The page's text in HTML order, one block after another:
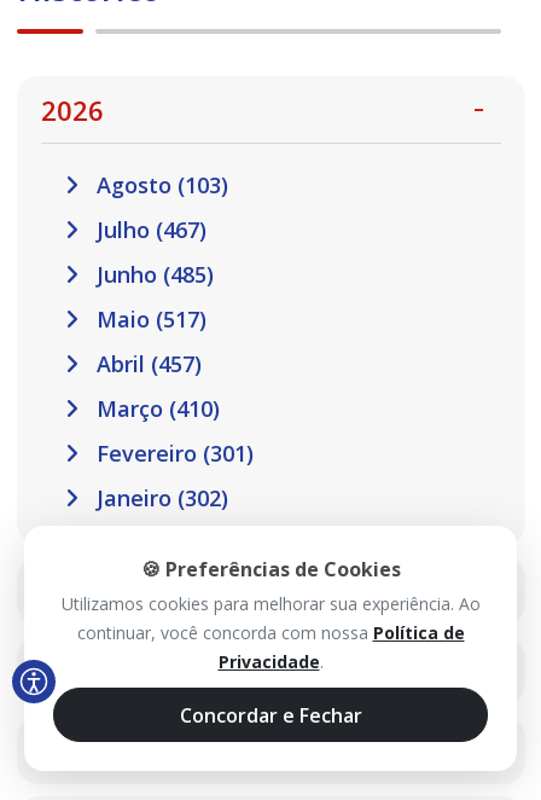
2026
Agosto (103)
Julho (467)
Junho (485)
Maio (517)
Abril (457)
Março (410)
Fevereiro (301)
Janeiro (302)
2025
2024
2023
🍪 Preferências de Cookies
Utilizamos cookies para melhorar sua experiência. Ao
continuar, você concorda com nossa Política de
Privacidade.
Concordar e Fechar